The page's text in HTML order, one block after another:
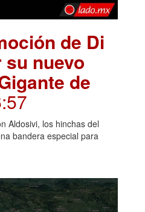
de Di
su nuevo
de
Aldosivi, los hinchas del
bandera especial para